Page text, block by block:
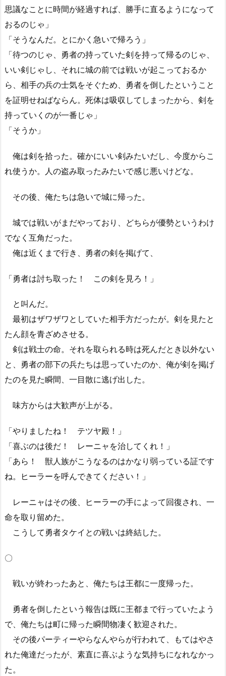
思議なことに時間が経過すれば、勝手に直るようになって
おるのじゃ」
「そうなんだ。とにかく急いで帰ろう」
「待つのじゃ、勇者の持っていた剣を持って帰るのじゃ、
いい剣じゃし、それに城の前では戦いが起こっておるか
ら、相手の兵の士気をそぐため、勇者を倒したということ
を証明せねばならん。死体は吸収してしまったから、剣を
持っていくのが一番じゃ」
「そうか」
俺は剣を拾った。確かにいい剣みたいだし、今度からこ
れ使うか。人の盗み取ったみたいで感じ悪いけどな。
その後、俺たちは急いで城に帰った。
城では戦いがまだやっており、どちらが優勢というわけ
でなく互角だった。
俺は近くまで行き、勇者の剣を掲げて、
「勇者は討ち取った！ この剣を見ろ！」
と叫んだ。
最初はザワザワとしていた相手方だったが。剣を見たと
たん顔を青ざめさせる。
剣は戦士の命。それを取られる時は死んだとき以外ない
と、勇者の部下の兵たちは思っていたのか、俺が剣を掲げ
たのを見た瞬間、一目散に逃げ出した。
味方からは大歓声が上がる。
「やりましたね！ テツヤ殿！」
「喜ぶのは後だ！ レーニャを治してくれ！」
「あら！ 獣人族がこうなるのはかなり弱っている証です
ね。ヒーラーを呼んできてください！」
レーニャはその後、ヒーラーの手によって回復され、一
命を取り留めた。
こうして勇者タケイとの戦いは終結した。
〇
戦いが終わったあと、俺たちは王都に一度帰った。
勇者を倒したという報告は既に王都まで行っていたよう
で、俺たちは町に帰った瞬間物凄く歓迎された。
その後パーティーやらなんやらが行われて、もてはやさ
れた俺達だったが、素直に喜ぶような気持ちになれなかっ
た。